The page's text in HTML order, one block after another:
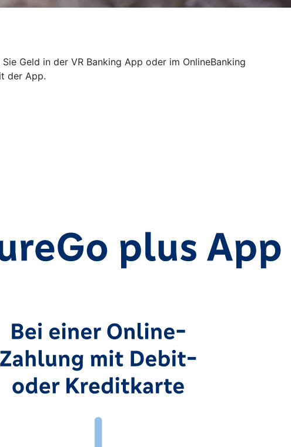
Geld in der VR Banking App oder im OnlineBanking
der App.